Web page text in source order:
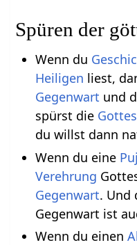
Spüren der
Wenn du
Heiligen liest,
Gegenwart und
spürst die
du willst dann
Wenn du eine
Verehrung
Gegenwart. Und
Gegenwart ist
Wenn du einen